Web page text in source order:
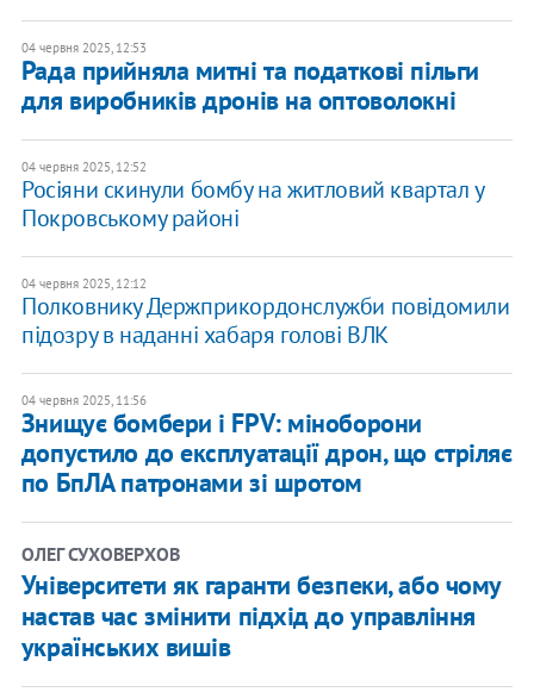
04 червня 2025, 12:53
Рада прийняла митні та податкові пільги
для виробників дронів на оптоволокні
04 червня 2025, 12:52
Росіяни скинули бомбу на житловий квартал у
Покровському районі
04 червня 2025, 12:12
Полковнику Держприкордонслужби повідомили
підозру в наданні хабаря голові ВЛК
04 червня 2025, 11:56
Знищує бомбери і FPV: міноборони
допустило до експлуатації дрон, що стріляє
по БпЛА патронами зі шротом
ОЛЕГ СУХОВЕРХОВ
Університети як гаранти безпеки, або чому
настав час змінити підхід до управління
українських вишів